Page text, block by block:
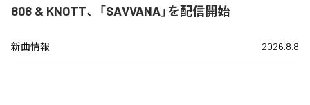
808 & KNOTT、「SAVVANA」を配信開始
新曲情報 2026.8.8